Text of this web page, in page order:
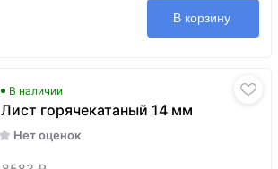
В корзину
В наличии
Лист горячекатаный 14 мм
Нет оценок